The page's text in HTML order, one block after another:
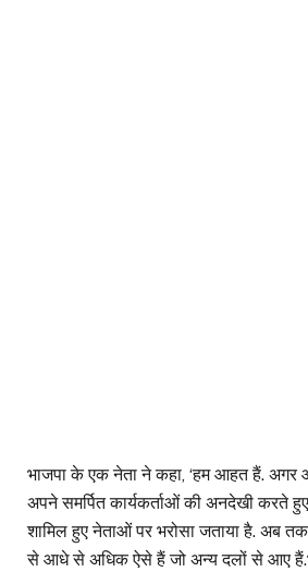
भाजपा के एक नेता ने कहा, ‘हम आहत हैं. अगर
अपने समर्पित कार्यकर्ताओं की अनदेखी करते
शामिल हुए नेताओं पर भरोसा जताया है. अब तक
से आधे से अधिक ऐसे हैं जो अन्य दलों से आए